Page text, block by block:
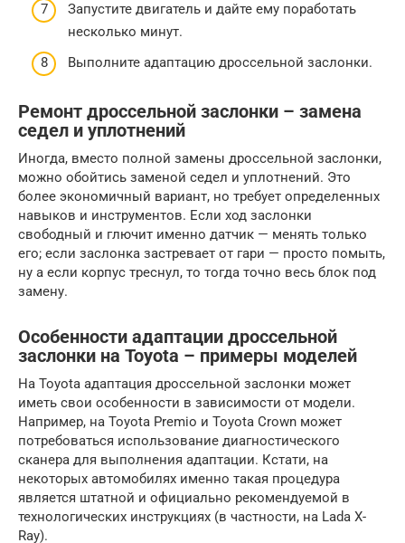
Запустите двигатель и дайте ему поработать
несколько минут.
Выполните адаптацию дроссельной заслонки.
Ремонт дроссельной заслонки – замена
седел и уплотнений
Иногда, вместо полной замены дроссельной заслонки,
можно обойтись заменой седел и уплотнений. Это
более экономичный вариант, но требует определенных
навыков и инструментов. Если ход заслонки
свободный и глючит именно датчик — менять только
его; если заслонка застревает от гари — просто помыть,
ну а если корпус треснул, то тогда точно весь блок под
замену.
Особенности адаптации дроссельной
заслонки на Toyota – примеры моделей
На Toyota адаптация дроссельной заслонки может
иметь свои особенности в зависимости от модели.
Например, на Toyota Premio и Toyota Crown может
потребоваться использование диагностического
сканера для выполнения адаптации. Кстати, на
некоторых автомобилях именно такая процедура
является штатной и официально рекомендуемой в
технологических инструкциях (в частности, на Lada X-
Ray).